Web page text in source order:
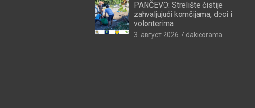
PANČEVO: Strelište čistije
zahvaljujući komšijama, deci i
volonterima
3. август 2026. dakicorama